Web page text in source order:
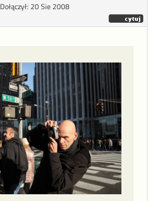
Dołączył: 20 Sie 2008